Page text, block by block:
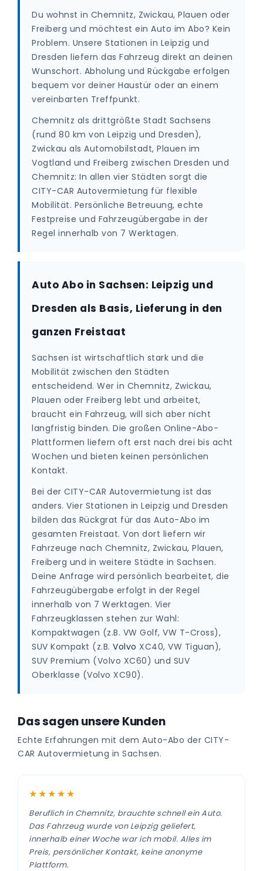
Du wohnst in Chemnitz, Zwickau, Plauen oder
Freiberg und möchtest ein Auto im Abo? Kein
Problem. Unsere Stationen in Leipzig und
Dresden liefern das Fahrzeug direkt an deinen
Wunschort. Abholung und Rückgabe erfolgen
bequem vor deiner Haustür oder an einem
vereinbarten Treffpunkt.
Chemnitz als drittgrößte Stadt Sachsens
(rund 80 km von Leipzig und Dresden),
Zwickau als Automobilstadt, Plauen im
Vogtland und Freiberg zwischen Dresden und
Chemnitz: In allen vier Städten sorgt die
CITY-CAR Autovermietung für flexible
Mobilität. Persönliche Betreuung, echte
Festpreise und Fahrzeugübergabe in der
Regel innerhalb von 7 Werktagen.
Auto Abo in Sachsen: Leipzig und
Dresden als Basis, Lieferung in den
ganzen Freistaat
Sachsen ist wirtschaftlich stark und die
Mobilität zwischen den Städten
entscheidend. Wer in Chemnitz, Zwickau,
Plauen oder Freiberg lebt und arbeitet,
braucht ein Fahrzeug, will sich aber nicht
langfristig binden. Die großen Online-Abo-
Plattformen liefern oft erst nach drei bis acht
Wochen und bieten keinen persönlichen
Kontakt.
Bei der CITY-CAR Autovermietung ist das
anders. Vier Stationen in Leipzig und Dresden
bilden das Rückgrat für das Auto-Abo im
gesamten Freistaat. Von dort liefern wir
Fahrzeuge nach Chemnitz, Zwickau, Plauen,
Freiberg und in weitere Städte in Sachsen.
Deine Anfrage wird persönlich bearbeitet, die
Fahrzeugübergabe erfolgt in der Regel
innerhalb von 7 Werktagen. Vier
Fahrzeugklassen stehen zur Wahl:
Kompaktwagen (z.B. VW Golf, VW T-Cross),
SUV Kompakt (z.B. Volvo XC40, VW Tiguan),
SUV Premium (Volvo XC60) und SUV
Oberklasse (Volvo XC90).
Das sagen unsere Kunden
Echte Erfahrungen mit dem Auto-Abo der CITY-
CAR Autovermietung in Sachsen.
★★★★★
Beruflich in Chemnitz, brauchte schnell ein Auto.
Das Fahrzeug wurde von Leipzig geliefert,
innerhalb einer Woche war ich mobil. Alles im
Preis, persönlicher Kontakt, keine anonyme
Plattform.